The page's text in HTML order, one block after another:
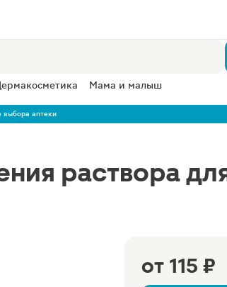
Мама и малыш
выбора аптеки
раствора
от 115 ₽